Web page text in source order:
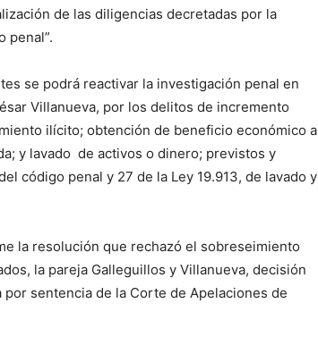
de las diligencias decretadas por la
penal”.
se podrá reactivar la investigación penal en
Villanueva, por los delitos de incremento
ilícito; obtención de beneficio económico a
y lavado de activos o dinero; previstos y
código penal y 27 de la Ley 19.913, de lavado y
la resolución que rechazó el sobreseimiento
la pareja Galleguillos y Villanueva, decisión
sentencia de la Corte de Apelaciones de